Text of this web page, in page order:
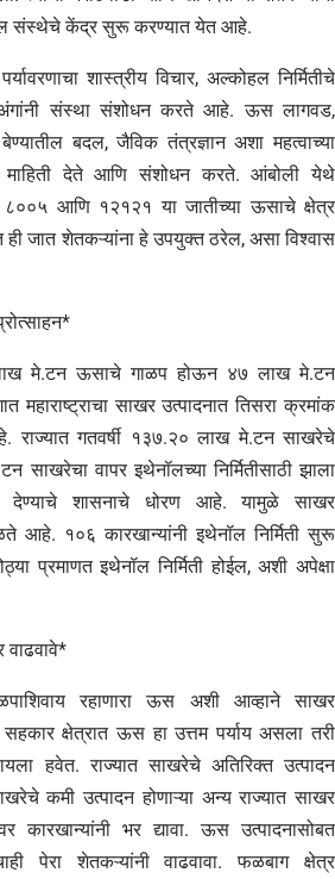
संस्थेचे केंद्र सुरू करण्यात येत आहे.
शास्त्रीय विचार, अल्कोहल निर्मितीचे
संस्था संशोधन करते आहे. ऊस लागवड,
बदल, जैविक तंत्रज्ञान अशा महत्वाच्या
माहिती देते आणि संशोधन करते. आंबोली येथे
आणि १२१२१ या जातीच्या ऊसाचे क्षेत्र
ही जात शेतकऱ्यांना हे उपयुक्त ठरेल, असा विश्वास
मे.टन ऊसाचे गाळप होऊन ४७ लाख मे.टन
साखर उत्पादनात तिसरा क्रमांक
राज्यात गतवर्षी १३७.२० लाख मे.टन साखरेचे
वापर इथेनॉलच्या निर्मितीसाठी झाला
देण्याचे शासनाचे धोरण आहे. यामुळे साखर
आहे. १०६ कारखान्यांनी इथेनॉल निर्मिती सुरू
प्रमाणत इथेनॉल निर्मिती होईल, अशी अपेक्षा
वाढवावे*
रहाणारा ऊस अशी आव्हाने साखर
क्षेत्रात ऊस हा उत्तम पर्याय असला तरी
हवेत. राज्यात साखरेचे अतिरिक्त उत्पादन
कमी उत्पादन होणाऱ्या अन्य राज्यात साखर
कारखान्यांनी भर द्यावा. ऊस उत्पादनासोबत
पेरा शेतकऱ्यांनी वाढवावा. फळबाग क्षेत्र